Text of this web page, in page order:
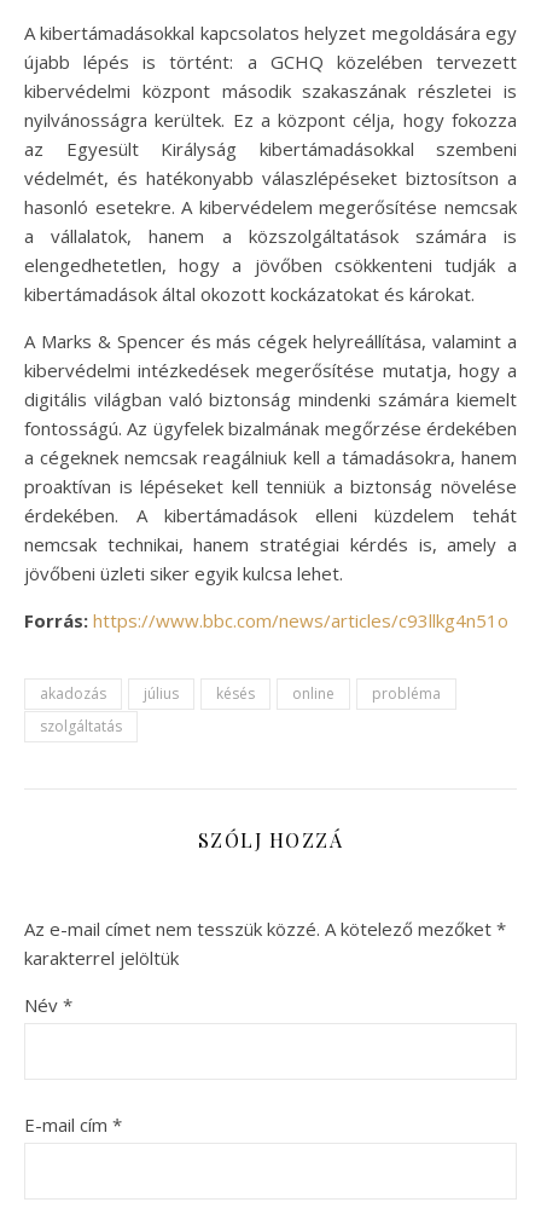
A kibertámadásokkal kapcsolatos helyzet megoldására egy
újabb lépés is történt: a GCHQ közelében tervezett
kibervédelmi központ második szakaszának részletei is
nyilvánosságra kerültek. Ez a központ célja, hogy fokozza
az Egyesült Királyság kibertámadásokkal szembeni
védelmét, és hatékonyabb válaszlépéseket biztosítson a
hasonló esetekre. A kibervédelem megerősítése nemcsak
a vállalatok, hanem a közszolgáltatások számára is
elengedhetetlen, hogy a jövőben csökkenteni tudják a
kibertámadások által okozott kockázatokat és károkat.
A Marks & Spencer és más cégek helyreállítása, valamint a
kibervédelmi intézkedések megerősítése mutatja, hogy a
digitális világban való biztonság mindenki számára kiemelt
fontosságú. Az ügyfelek bizalmának megőrzése érdekében
a cégeknek nemcsak reagálniuk kell a támadásokra, hanem
proaktívan is lépéseket kell tenniük a biztonság növelése
érdekében. A kibertámadások elleni küzdelem tehát
nemcsak technikai, hanem stratégiai kérdés is, amely a
jövőbeni üzleti siker egyik kulcsa lehet.
Forrás: https://www.bbc.com/news/articles/c93llkg4n51o
akadozás július késés online
probléma
szolgáltatás
SZÓLJ HOZZÁ
Az e-mail címet nem tesszük közzé. A kötelező mezőket *
karakterrel jelöltük
Név *
E-mail cím *